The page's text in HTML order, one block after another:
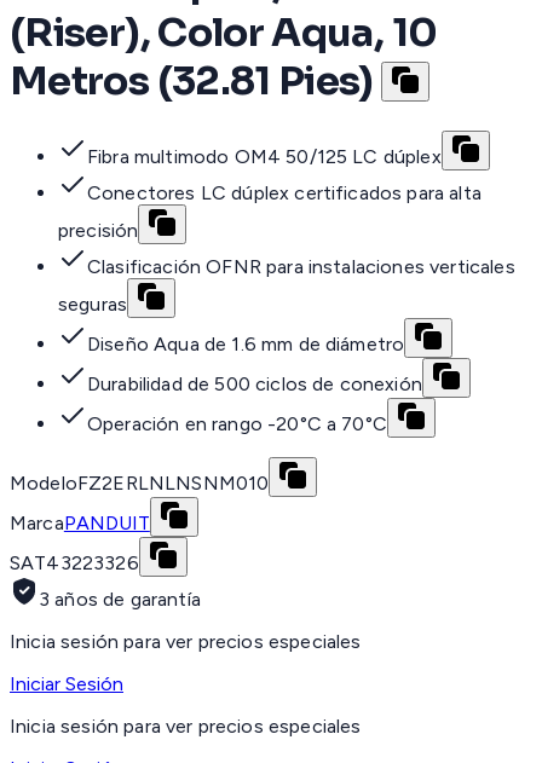
(Riser), Color Aqua, 10
Metros (32.81 Pies)
Fibra multimodo OM4 50/125 LC dúplex
Conectores LC dúplex certificados para alta
precisión
Clasificación OFNR para instalaciones verticales
seguras
Diseño Aqua de 1.6 mm de diámetro
Durabilidad de 500 ciclos de conexión
Operación en rango -20°C a 70°C
ModeloFZ2ERLNLNSNM010
MarcaPANDUIT
SAT43223326
3 años de garantía
Inicia sesión para ver precios especiales
Iniciar Sesión
Inicia sesión para ver precios especiales